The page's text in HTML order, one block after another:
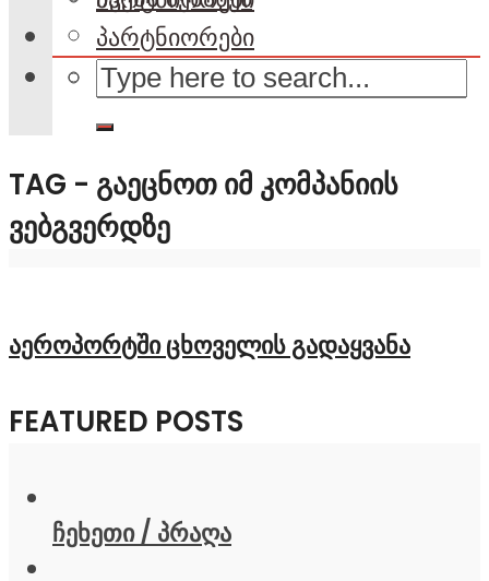
პარტნიორები
TAG - ᲒᲐᲔᲪᲜᲝᲗ ᲘᲛ ᲙᲝᲛᲞᲐᲜᲘᲘᲡ
ᲕᲔᲑᲒᲕᲔᲠᲓᲖᲔ
აეროპორტში ცხოველის გადაყვანა
FEATURED POSTS
ჩეხეთი / პრაღა